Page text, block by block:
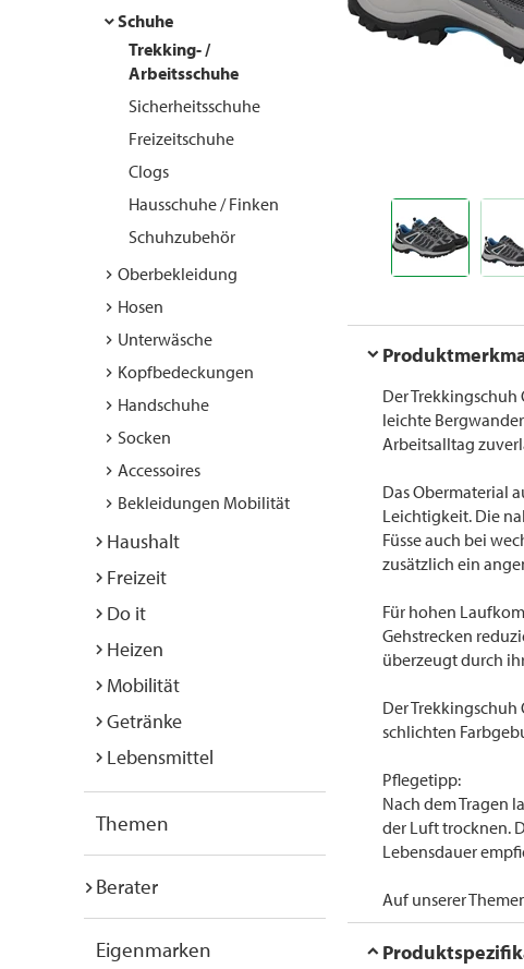
Schuhe
Trekking- /
Arbeitsschuhe
Sicherheitsschuhe
Freizeitschuhe
Clogs
Hausschuhe / Finken
Schuhzubehör
Oberbekleidung
Hosen
Unterwäsche
Kopfbedeckungen
Handschuhe
Socken
Accessoires
Bekleidungen Mobilität
Haushalt
Freizeit
Do it
Heizen
Mobilität
Getränke
Lebensmittel
Themen
Berater
Eigenmarken
Der
leichte
Arbeitsalltag
Das Obermaterial
Leichtigkeit. Die
Füsse auch bei
zusätzlich ein
Für hohen
Gehstrecken
überzeugt durch
Der
schlichten
Pflegetipp:
Nach dem Tragen
der Luft trocknen.
Lebensdauer
Auf unserer